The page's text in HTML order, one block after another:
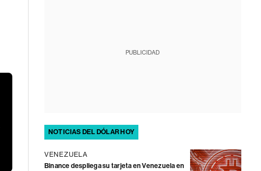
PUBLICIDAD
NOTICIAS DEL DÓLAR HOY
VENEZUELA
Binance despliega su tarjeta en Venezuela en